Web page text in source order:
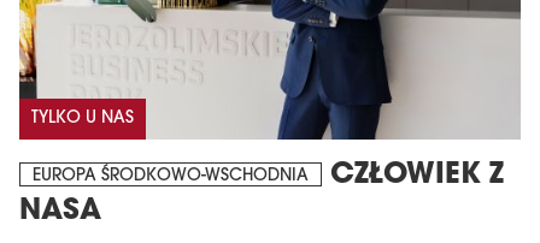
TYLKO U NAS
EUROPA ŚRODKOWO-WSCHODNIA
CZŁOWIEK Z
NASA